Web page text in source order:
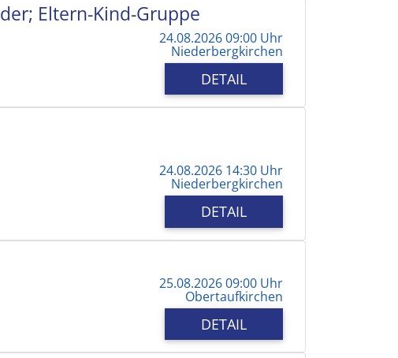
Eltern-Kind-Gruppe
24.08.2026 09:00 Uhr
Niederbergkirchen
DETAIL
24.08.2026 14:30 Uhr
Niederbergkirchen
DETAIL
25.08.2026 09:00 Uhr
Obertaufkirchen
DETAIL